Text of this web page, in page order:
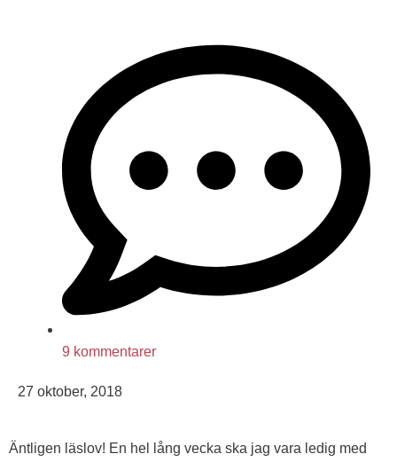
9 kommentarer
27 oktober, 2018
Äntligen läslov! En hel lång vecka ska jag vara ledig med